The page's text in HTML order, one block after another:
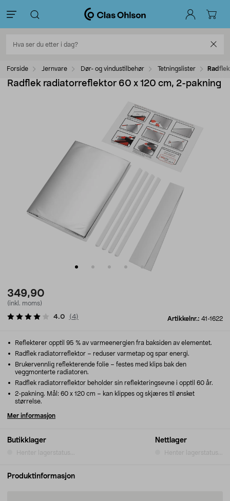
Forside Jernvare Dør- og vindustilbehør Tetningslister
Radflek radiatorreflektor 60 x 120 cm, 2-pakning
349,90
(inkl. moms)
Artikkelnr.: 41-1622
4.0 (4)
Butikklager
Henter lagerstatus...
Nettlager
Henter lagerstatus...
Reflekterer opptil 95 % av varmeenergien fra baksiden av elementet.
Radflek radiatorreflektor – reduser varmetap og spar energi.
Brukervennlig reflekterende folie – festes med klips bak den
veggmonterte radiatoren.
Radflek radiatorreflektor beholder sin reflekteringsevne i opptil 60 år.
2-pakning. Mål: 60 x 120 cm – kan klippes og skjæres til ønsket
størrelse.
Mer informasjon
Produktinformasjon